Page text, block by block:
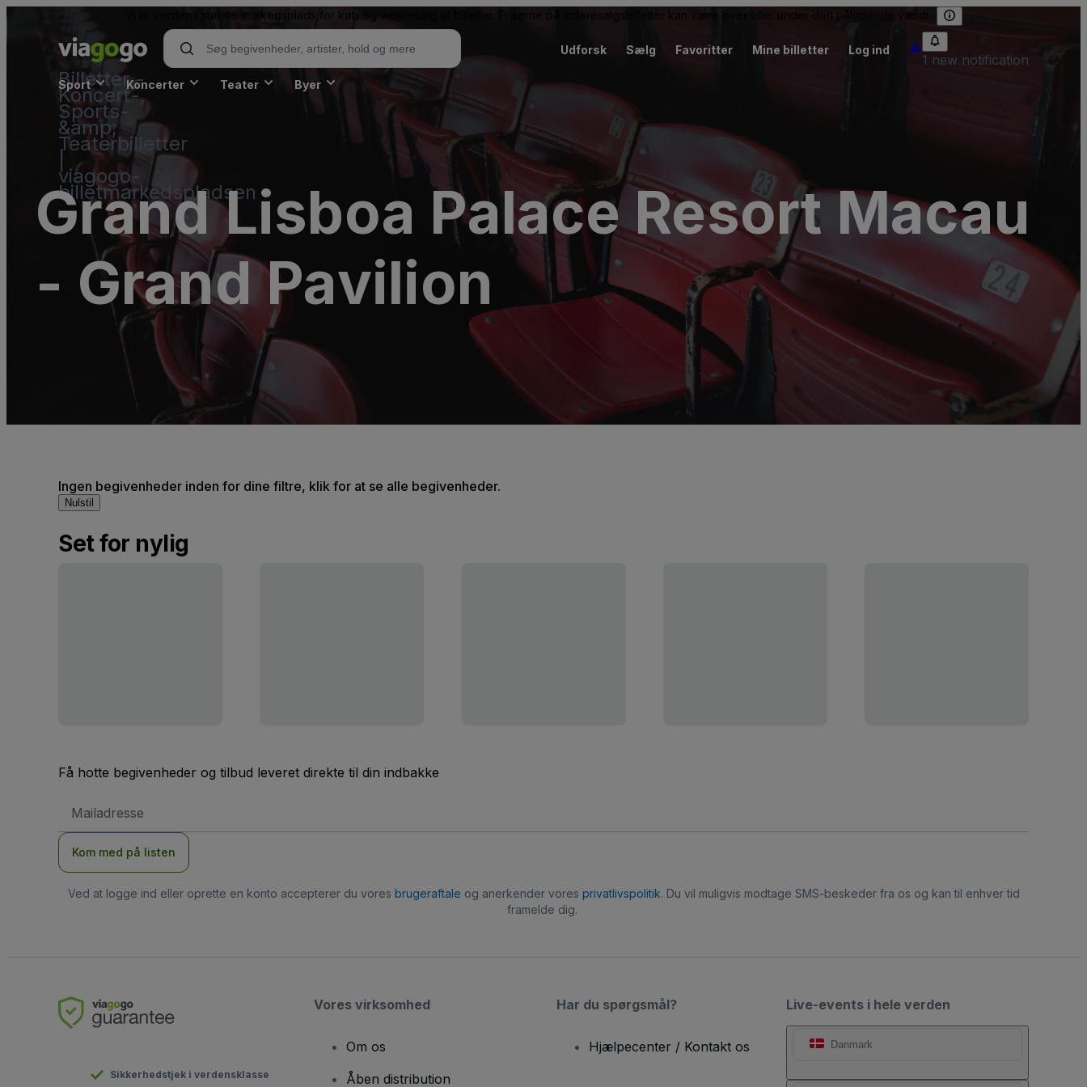
Vi er verdens største markedsplads for køb og videresalg af billetter. Priserne på videresalgsbilletter kan være over eller under den pålydende værdi.
Billetter -
Koncert-,
Sports-
&amp;
Teaterbilletter
viagogo-
billetmarkedspladsen
Udforsk Sælg Favoritter Mine billetter Log ind
1 new notification
Sport Koncerter Teater Byer
Grand Lisboa Palace Resort Macau
- Grand Pavilion
Ingen begivenheder inden for dine filtre, klik for at se alle begivenheder.
Nulstil
Set for nylig
Få hotte begivenheder og tilbud leveret direkte til din indbakke
adresse
Kom med på listen
Ved at logge ind eller oprette en konto accepterer du vores brugeraftale og anerkender vores privatlivspolitik. Du vil muligvis modtage SMS-beskeder fra os og kan til enhver tid
framelde dig.
Live-events i hele verden
Danmark
Sikkerhedstjek i verdensklasse
Vores virksomhed
Om os
Åben distribution
Har du spørgsmål?
Hjælpecenter / Kontakt os